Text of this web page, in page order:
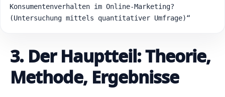
Konsumentenverhalten im Online-Marketing?
(Untersuchung mittels quantitativer Umfrage)“
3. Der Hauptteil: Theorie,
Methode, Ergebnisse